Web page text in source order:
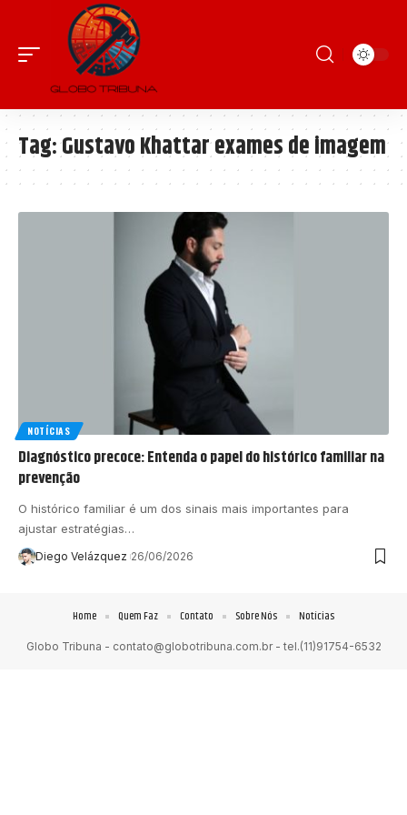
Tag:Gustavo Khattar exames de imagem
NOTÍCIAS
Diagnóstico precoce: Entenda o papel do histórico familiar na
prevenção
O histórico familiar é um dos sinais mais importantes para
ajustar estratégias…
Diego Velázquez 26/06/2026
Globo Tribuna - contato@globotribuna.com.br- tel.(11)91754-6532
Home Quem Faz Contato Sobre Nós Notícias